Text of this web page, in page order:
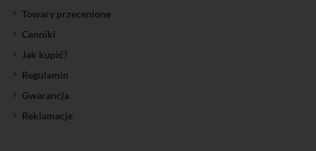
Towary przecenione
Cenniki
Jak kupić?
Regulamin
Gwarancja
Reklamacje